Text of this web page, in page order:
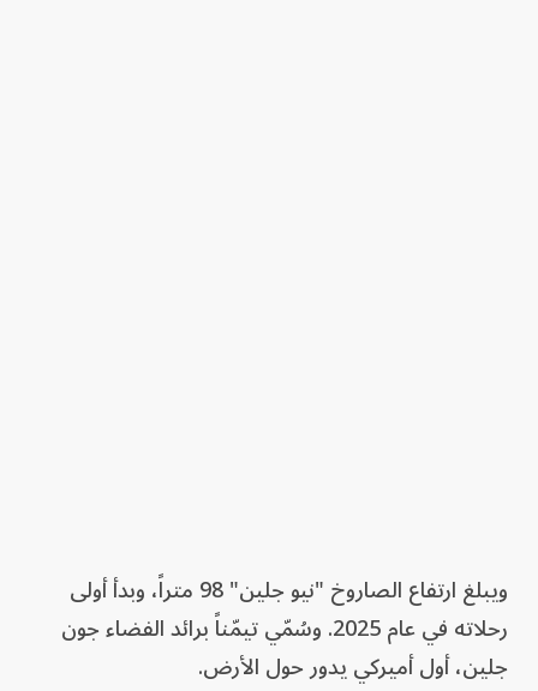
ويبلغ ارتفاع الصاروخ "نيو جلين" 98 متراً، وبدأ أولى
رحلاته في عام 2025. وسُمّي تيمّناً برائد الفضاء جون
جلين، أول أميركي يدور حول الأرض.